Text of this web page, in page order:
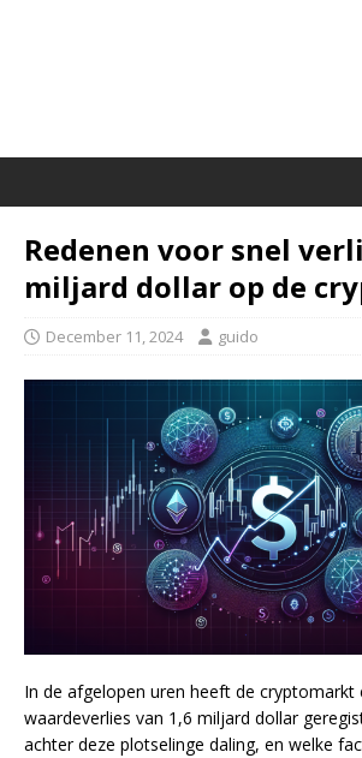
Redenen voor snel
miljard dollar op de
December 11, 2024 guido
In de afgelopen uren heeft de cryptomarkt
waardeverlies van 1,6 miljard dollar
achter deze plotselinge daling, en welke